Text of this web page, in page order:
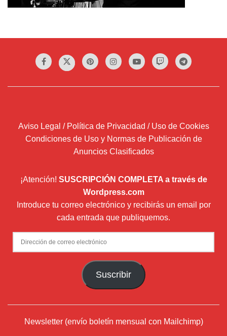
Aviso Legal / Política de Privacidad / Uso de Cookies
Condiciones de Uso y Normas de Publicación de
Anuncios Clasificados
¡Atención! SUSCRIPCIÓN COMPLETA a través de
Wordpress.com
Introduce tu correo electrónico y recibirás un email por
cada entrada que publiquemos.
Dirección
de
Suscribir
Newsletter (envío boletín mensual con Mailchimp)